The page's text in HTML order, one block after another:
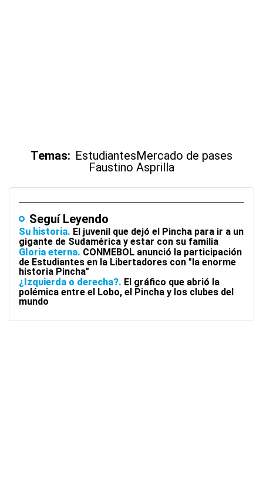
Temas: EstudiantesMercado de pases
Faustino Asprilla
Seguí Leyendo
Su historia El juvenil que dejó el Pincha para ir a un
gigante de Sudamérica y estar con su familia
Gloria eterna CONMEBOL anunció la participación
de Estudiantes en la Libertadores con "la enorme
historia Pincha"
¿Izquierda o derecha? El gráfico que abrió la
polémica entre el Lobo, el Pincha y los clubes del
mundo